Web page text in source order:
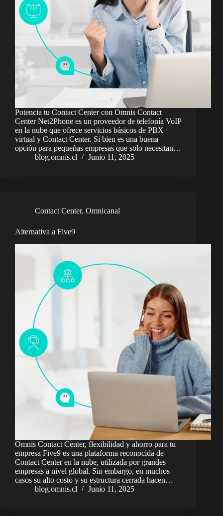
Potencia tu Contact Center con Omnis Contact
Center Net2Phone es un proveedor de telefonía VoIP
en la nube que ofrece servicios básicos de PBX
virtual y Contact Center. Si bien es una buena
opción para pequeñas empresas que solo necesitan…
blog.omnis.cl
Junio 11, 2025
Contact Center, Omnicanal
Alternativa a Five9
Omnis Contact Center, flexibilidad y ahorro para tu
empresa Five9 es una plataforma reconocida de
Contact Center en la nube, utilizada por grandes
empresas a nivel global. Sin embargo, en muchos
casos su alto costo y su estructura cerrada hacen…
blog.omnis.cl
Junio 11, 2025